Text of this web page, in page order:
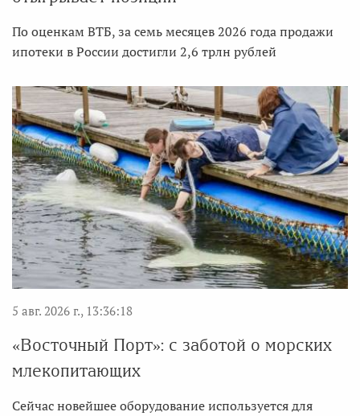
По оценкам ВТБ, за семь месяцев 2026 года продажи
ипотеки в России достигли 2,6 трлн рублей
5 авг. 2026 г., 13:36:18
«Восточный Порт»: с заботой о морских
млекопитающих
Сейчас новейшее оборудование используется для